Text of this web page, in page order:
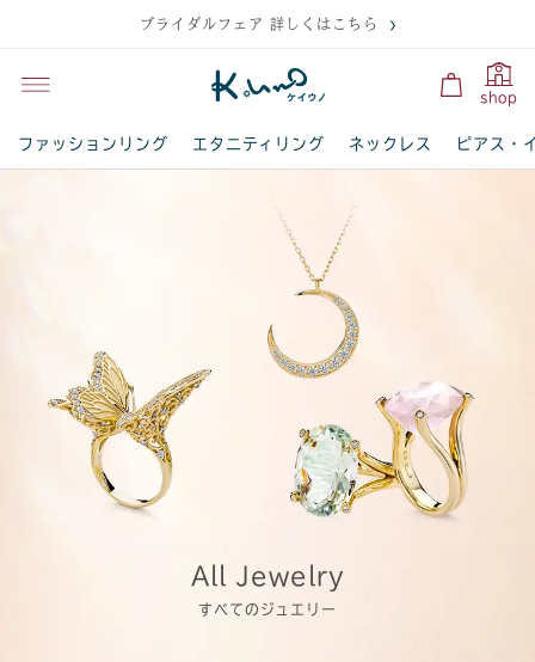
ブライダルフェア 詳しくはこちら
shop
ファッションリング エタニティリング ネックレス ピアス・
すべてのジュエリー
All Jewelry